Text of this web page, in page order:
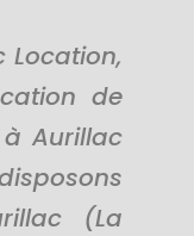
Location,
de
Aurillac
(La